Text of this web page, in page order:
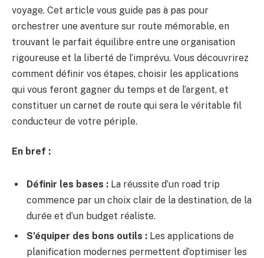
voyage. Cet article vous guide pas à pas pour
orchestrer une aventure sur route mémorable, en
trouvant le parfait équilibre entre une organisation
rigoureuse et la liberté de l’imprévu. Vous découvrirez
comment définir vos étapes, choisir les applications
qui vous feront gagner du temps et de l’argent, et
constituer un carnet de route qui sera le véritable fil
conducteur de votre périple.
En bref :
Définir les bases : La réussite d’un road trip
commence par un choix clair de la destination, de la
durée et d’un budget réaliste.
S’équiper des bons outils : Les applications de
planification modernes permettent d’optimiser les